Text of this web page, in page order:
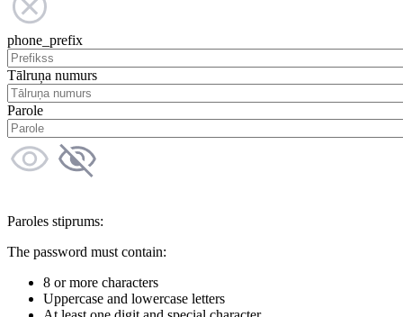
phone_prefix
Tālruņa numurs
Parole
Paroles stiprums:
The password must contain:
8 or more characters
Uppercase and lowercase letters